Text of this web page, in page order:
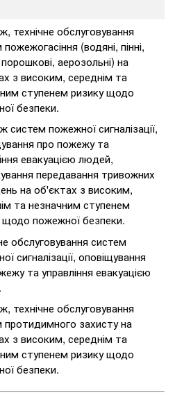
технічне обслуговування
(водяні, пінні,
порошкові, аерозольні) на
з високим, середнім та
ступенем ризику щодо
безпеки.
систем пожежної сигналізації,
про пожежу та
евакуацією людей,
передавання тривожних
на об'єктах з високим,
та незначним ступенем
щодо пожежної безпеки.
обслуговування систем
сигналізації, оповіщування
та управління евакуацією
технічне обслуговування
протидимного захисту на
з високим, середнім та
ступенем ризику щодо
безпеки.